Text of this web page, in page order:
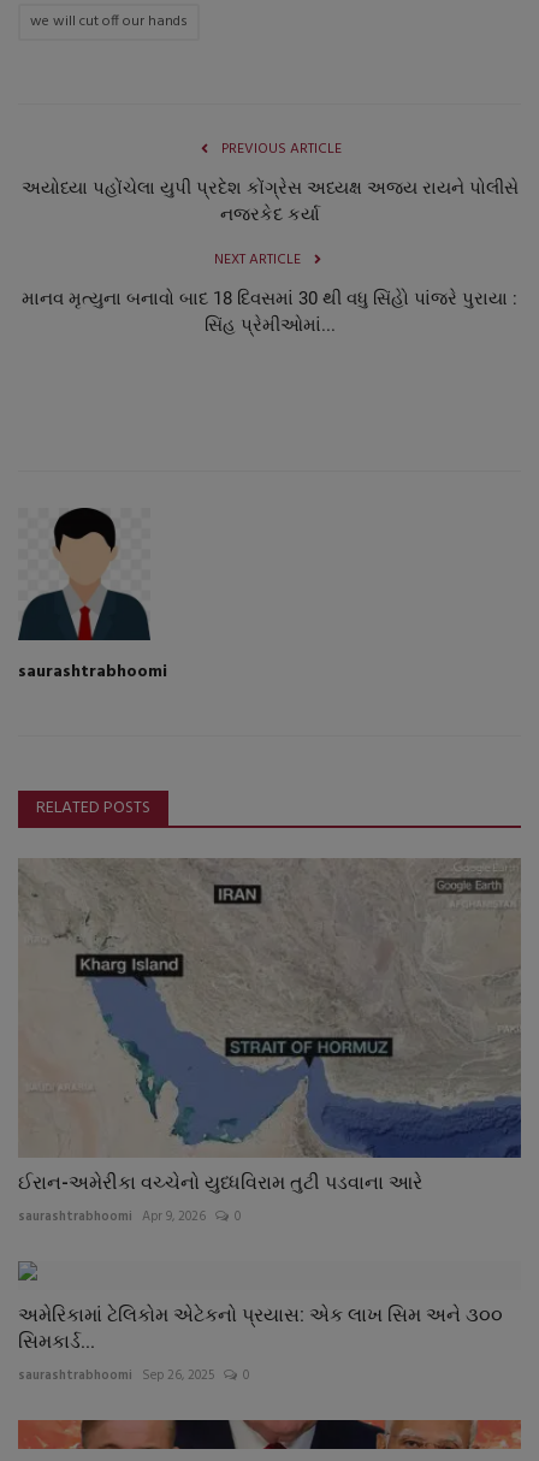
બોલિવૂડ
we will cut off our hands
PREVIOUS ARTICLE
અયોધ્યા પહોંચેલા યુપી પ્રદેશ કોંગ્રેસ અધ્યક્ષ અજય રાયને પોલીસે
નજરકેદ કર્યા
NEXT ARTICLE
માનવ મૃત્યુના બનાવો બાદ 18 દિવસમાં 30 થી વધુ સિંહોે પાંજરે પુરાયા :
સિંહ પ્રેમીઓમાં...
saurashtrabhoomi
RELATED POSTS
ઈરાન-અમેરીકા વચ્ચેનો યુધ્ધવિરામ તુટી પડવાના આરે
saurashtrabhoomi Apr 9, 2026 0
અમેરિકામાં ટેલિકોમ એટેકનો પ્રયાસ: એક લાખ સિમ અને ૩૦૦
સિમકાર્ડ...
saurashtrabhoomi Sep 26, 2025 0